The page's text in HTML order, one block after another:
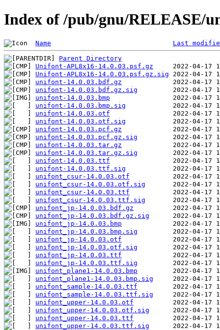
Index of /pub/gnu/RELEASE/
Name Last
Parent Directory
Unifont-APL8x16-14.0.03.psf.gz
Unifont-APL8x16-14.0.03.psf.gz.sig
unifont-14.0.03.bdf.gz
unifont-14.0.03.bdf.gz.sig
unifont-14.0.03.bmp
unifont-14.0.03.bmp.sig
unifont-14.0.03.otf
unifont-14.0.03.otf.sig
unifont-14.0.03.pcf.gz
unifont-14.0.03.pcf.gz.sig
unifont-14.0.03.tar.gz
unifont-14.0.03.tar.gz.sig
unifont-14.0.03.ttf
unifont-14.0.03.ttf.sig
unifont_csur-14.0.03.otf
unifont_csur-14.0.03.otf.sig
unifont_csur-14.0.03.ttf
unifont_csur-14.0.03.ttf.sig
unifont_jp-14.0.03.bdf.gz
unifont_jp-14.0.03.bdf.gz.sig
unifont_jp-14.0.03.bmp
unifont_jp-14.0.03.bmp.sig
unifont_jp-14.0.03.otf
unifont_jp-14.0.03.otf.sig
unifont_jp-14.0.03.ttf
unifont_jp-14.0.03.ttf.sig
unifont_plane1-14.0.03.bmp
unifont_plane1-14.0.03.bmp.sig
unifont_sample-14.0.03.ttf
unifont_sample-14.0.03.ttf.sig
unifont_upper-14.0.03.otf
unifont_upper-14.0.03.otf.sig
unifont_upper-14.0.03.ttf
unifont_upper-14.0.03.ttf.sig